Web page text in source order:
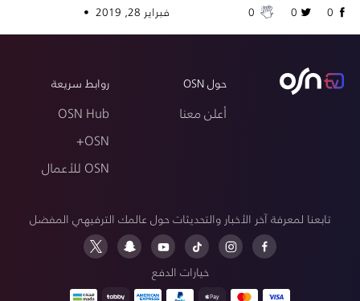
فبراير 28, 2019 •
حول OSN
أعلن معنا
روابط سريعة
OSN Hub
OSN+
OSN للأعمال
تابعنا لمعرفة آخر الأخبار والتحديثات حول عالمك الترفيهي المفضل
خيارات الدفع